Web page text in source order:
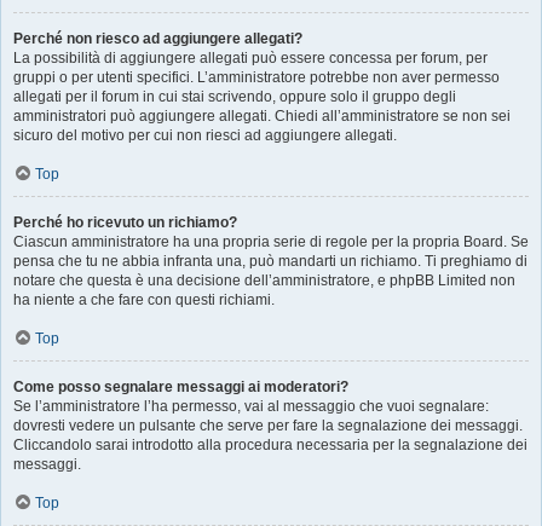
Perché non riesco ad aggiungere allegati?
La possibilità di aggiungere allegati può essere concessa per forum, per
gruppi o per utenti specifici. L’amministratore potrebbe non aver permesso
allegati per il forum in cui stai scrivendo, oppure solo il gruppo degli
amministratori può aggiungere allegati. Chiedi all’amministratore se non sei
sicuro del motivo per cui non riesci ad aggiungere allegati.
Top
Perché ho ricevuto un richiamo?
Ciascun amministratore ha una propria serie di regole per la propria Board. Se
pensa che tu ne abbia infranta una, può mandarti un richiamo. Ti preghiamo di
notare che questa è una decisione dell’amministratore, e phpBB Limited non
ha niente a che fare con questi richiami.
Top
Come posso segnalare messaggi ai moderatori?
Se l’amministratore l’ha permesso, vai al messaggio che vuoi segnalare:
dovresti vedere un pulsante che serve per fare la segnalazione dei messaggi.
Cliccandolo sarai introdotto alla procedura necessaria per la segnalazione dei
messaggi.
Top